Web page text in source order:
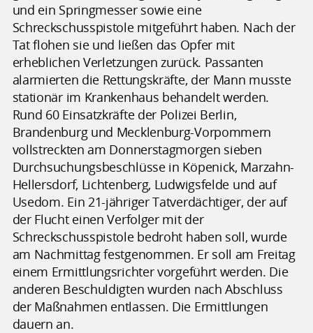
und ein Springmesser sowie eine
Schreckschusspistole mitgeführt haben. Nach der
Tat flohen sie und ließen das Opfer mit
erheblichen Verletzungen zurück. Passanten
alarmierten die Rettungskräfte, der Mann musste
stationär im Krankenhaus behandelt werden.
Rund 60 Einsatzkräfte der Polizei Berlin,
Brandenburg und Mecklenburg-Vorpommern
vollstreckten am Donnerstagmorgen sieben
Durchsuchungsbeschlüsse in Köpenick, Marzahn-
Hellersdorf, Lichtenberg, Ludwigsfelde und auf
Usedom. Ein 21-jähriger Tatverdächtiger, der auf
der Flucht einen Verfolger mit der
Schreckschusspistole bedroht haben soll, wurde
am Nachmittag festgenommen. Er soll am Freitag
einem Ermittlungsrichter vorgeführt werden. Die
anderen Beschuldigten wurden nach Abschluss
der Maßnahmen entlassen. Die Ermittlungen
dauern an.